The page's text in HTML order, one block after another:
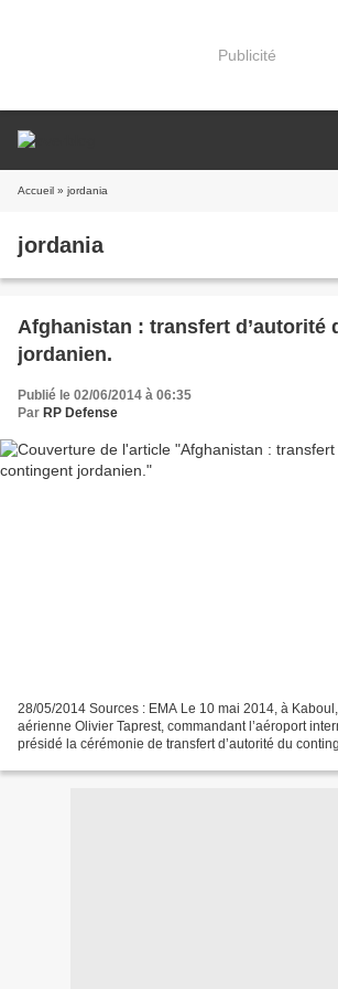
Publicité
Accueil » jordania
jordania
Afghanistan : transfert d’autorité
jordanien.
Publié le 02/06/2014 à 06:35
Par RP Defense
28/05/2014 Sources : EMA Le 10 mai 2014, à
aérienne Olivier Taprest, commandant l’aéroport
présidé la cérémonie de transfert d’autorité du